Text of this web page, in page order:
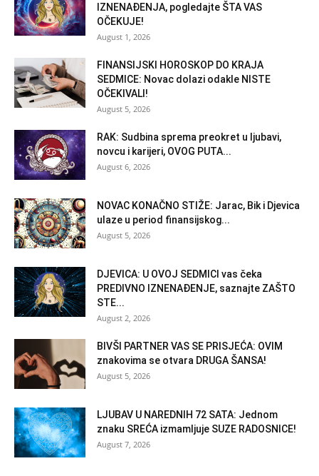
IZNENAĐENJA, pogledajte ŠTA VAS
OČEKUJE!
August 1, 2026
FINANSIJSKI HOROSKOP DO KRAJA
SEDMICE: Novac dolazi odakle NISTE
OČEKIVALI!
August 5, 2026
RAK: Sudbina sprema preokret u ljubavi,
novcu i karijeri, OVOG PUTA...
August 6, 2026
NOVAC KONAČNO STIŽE: Jarac, Bik i Djevica
ulaze u period finansijskog...
August 5, 2026
DJEVICA: U OVOJ SEDMICI vas čeka
PREDIVNO IZNENAĐENJE, saznajte ZAŠTO
STE...
August 2, 2026
BIVŠI PARTNER VAS SE PRISJEĆA: OVIM
znakovima se otvara DRUGA ŠANSA!
August 5, 2026
LJUBAV U NAREDNIH 72 SATA: Jednom
znaku SREĆA izmamljuje SUZE RADOSNICE!
August 7, 2026